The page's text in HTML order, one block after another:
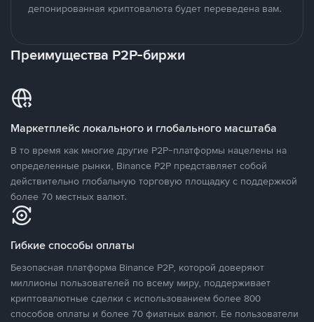
депонированная криптовалюта будет переведена вам.
Преимущества P2P-биржи
Маркетплейс локального и глобального масштаба
В то время как многие другие P2P-платформы нацелены на
определенные рынки, Binance P2P представляет собой
действительно глобальную торговую площадку с поддержкой
более 70 местных валют.
Гибкие способы оплаты
Безопасная платформа Binance P2P, которой доверяют
миллионы пользователей по всему миру, поддерживает
криптовалютные сделки с использованием более 800
способов оплаты и более 70 фиатных валют. Ее пользователи